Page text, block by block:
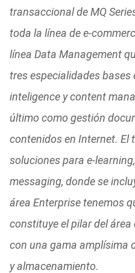
transaccional de MQ
toda la línea de e-
línea Data Management
tres especialidades bases
inteligence y content
último como gestión
contenidos en Internet. El
soluciones para e-
messaging, donde se
área Enterprise tenemos
constituye el pilar del
con una gama amplísima
y almacenamiento.